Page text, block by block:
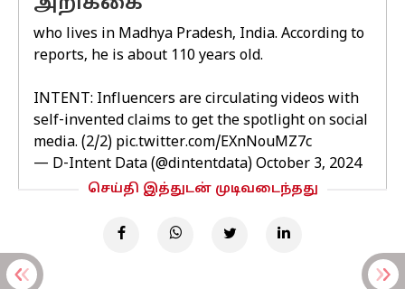
who lives in Madhya Pradesh, India. According to
reports, he is about 110 years old.
INTENT: Influencers are circulating videos with
self-invented claims to get the spotlight on social
media. (2/2) pic.twitter.com/EXnNouMZ7c
— D-Intent Data (@dintentdata) October 3, 2024
செய்தி இத்துடன் முடிவடைந்தது